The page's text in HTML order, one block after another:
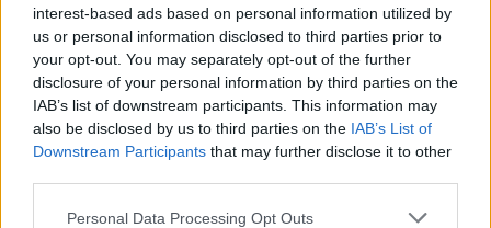
interest-based ads based on personal information utilized by
us or personal information disclosed to third parties prior to
your opt-out. You may separately opt-out of the further
disclosure of your personal information by third parties on the
IAB’s list of downstream participants. This information may
also be disclosed by us to third parties on the IAB’s List of
Downstream Participants that may further disclose it to other
Personal Data Processing Opt Outs